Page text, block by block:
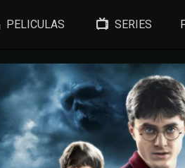
PELICULAS SERIES